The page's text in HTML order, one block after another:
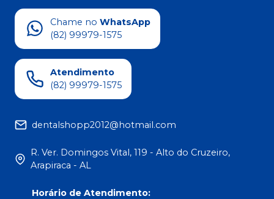
Chame no WhatsApp
(82) 99979-1575
Atendimento
(82) 99979-1575
dentalshopp2012@hotmail.com
R. Ver. Domingos Vital, 119 - Alto do Cruzeiro,
Arapiraca - AL
Horário de Atendimento: